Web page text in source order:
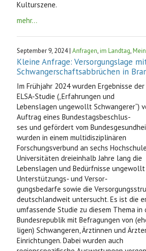
Kulturszene.
mehr...
September 9, 2024 | Anfragen,im Landtag,
Kleine Anfrage: Versorgungslage
Schwangerschaftsabbrüchen in
Im Frühjahr 2024 wurden Ergebnisse
ELSA-Studie („Erfahrungen und
Lebenslagen ungewollt Schwangerer“)
Auftrag eines Bundestagsbeschlus-
ses und gefördert vom
wurden in einem multidisziplinären
Forschungsverbund an sechs
Universitäten dreieinhalb Jahre lang die
Lebenslagen und Bedürfnisse ungewollt
Unterstützungs- und Versor-
gungsbedarfe sowie die
deutschlandweit untersucht. Es ist die
umfassende Studie zu diesem Thema in
Bundesrepublik mit Befragungen von
ligen) Schwangeren, Ärztinnen und
Einrichtungen. Dabei wurden auch